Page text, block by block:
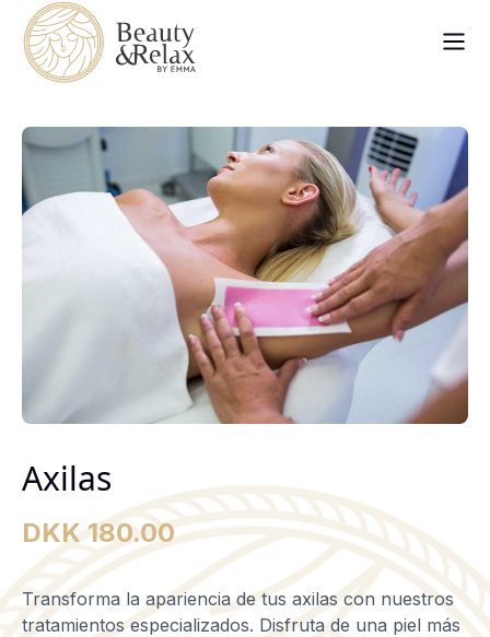
Axilas
DKK 180.00
Transforma la apariencia de tus axilas con nuestros
tratamientos especializados. Disfruta de una piel más